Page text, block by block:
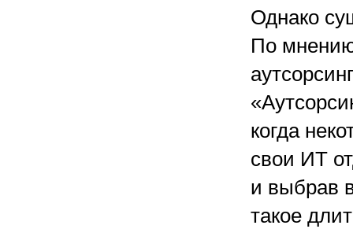
Однако
По
когда
свои ИТ
и выбрав
такое